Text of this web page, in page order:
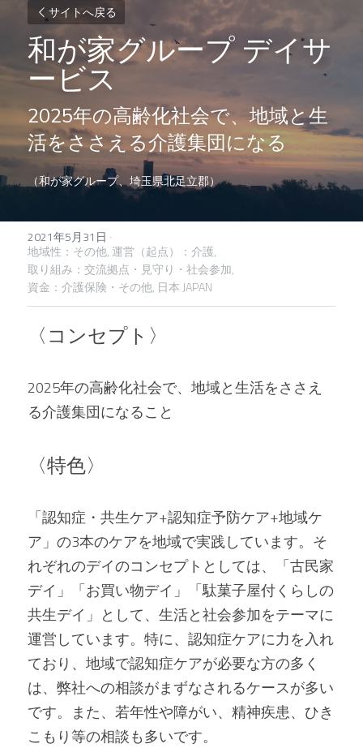
サイトへ戻る
和が家グループ デイサ
ービス
2025年の高齢化社会で、地域と生
活をささえる介護集団になる
（和が家グループ、埼玉県北足立郡）
2021年5月31日 ·
地域性：その他, 運営（起点）：介護,
取り組み：交流拠点・見守り・社会参加,
資金：介護保険・その他, 日本 JAPAN
〈コンセプト〉
2025年の高齢化社会で、地域と生活をささえ
る介護集団になること
〈特色〉
「認知症・共生ケア+認知症予防ケア+地域ケ
ア」の3本のケアを地域で実践しています。そ
れぞれのデイのコンセプトとしては、「古民家
デイ」「お買い物デイ」「駄菓子屋付くらしの
共生デイ」として、生活と社会参加をテーマに
運営しています。特に、認知症ケアに力を入れ
ており、地域で認知症ケアが必要な方の多く
は、弊社への相談がまずなされるケースが多い
です。また、若年性や障がい、精神疾患、ひき
こもり等の相談も多いです。